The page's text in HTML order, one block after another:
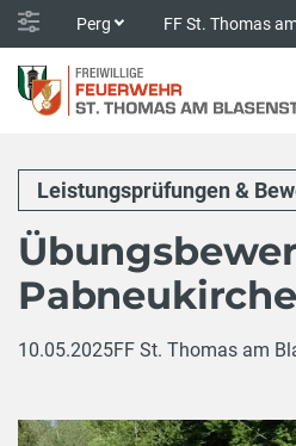
Perg FF St. Thomas
Leistungsprüfungen &
10.05.2025FF St. Thomas am